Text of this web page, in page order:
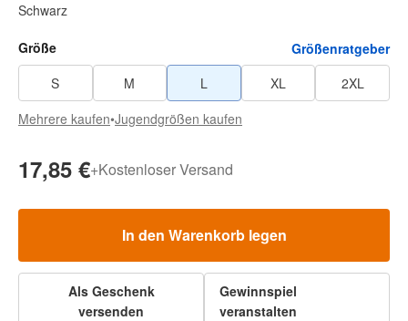
Schwarz
Größe
Größenratgeber
S
M L XL
2XL
Mehrere kaufen•Jugendgrößen kaufen
17,85 €+Kostenloser Versand
In den Warenkorb legen
Als Geschenk
versenden
Gewinnspiel
veranstalten